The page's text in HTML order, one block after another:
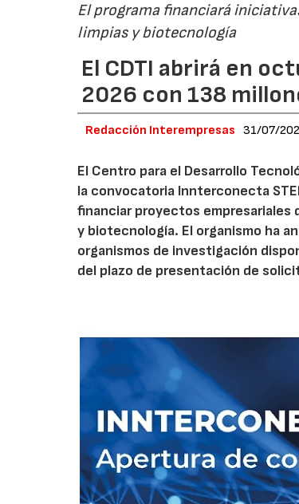
El programa financiará
limpias y biotecnología
El CDTI abrirá en
2026 con 138
Redacción Interempresas 31/07/
El Centro para el Desarrollo
la convocatoria Innterconecta
financiar proyectos
y biotecnología. El organismo ha
organismos de investigación
del plazo de presentación de